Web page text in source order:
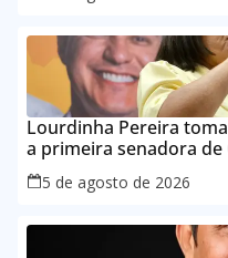
Lourdinha Pereira
a primeira senadora de
5 de agosto de 2026